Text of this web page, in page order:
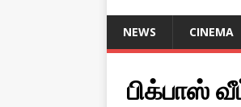
NEWS CINEMA
பிக்பாஸ்